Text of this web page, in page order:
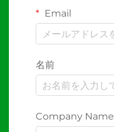
Email
名前
Company Name